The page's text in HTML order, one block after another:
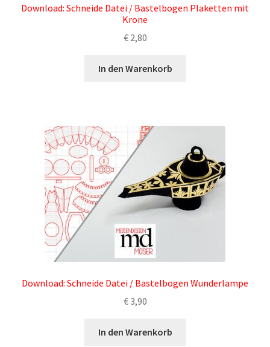
My Account
Widerrufsbelehrung für digitale Waren
Download: Schneide Datei / Bastelbogen Plaketten mit
Krone
€2,80
In den Warenkorb
Download: Schneide Datei / Bastelbogen Wunderlampe
€3,90
In den Warenkorb